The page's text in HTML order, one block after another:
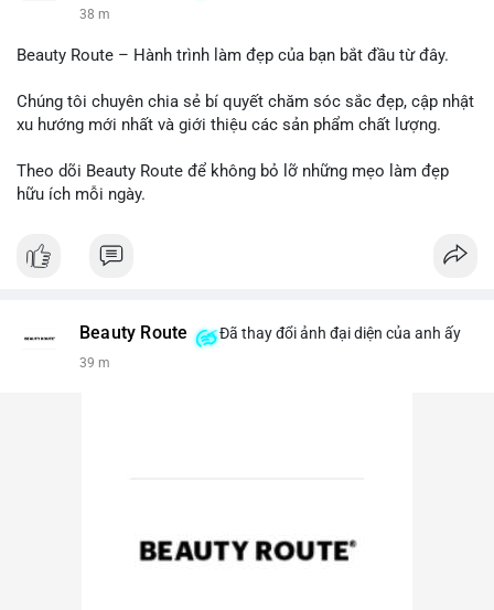
38 m
Beauty Route – Hành trình làm đẹp của bạn bắt đầu từ đây.
Chúng tôi chuyên chia sẻ bí quyết chăm sóc sắc đẹp, cập nhật
xu hướng mới nhất và giới thiệu các sản phẩm chất lượng.
Theo dõi Beauty Route để không bỏ lỡ những mẹo làm đẹp
hữu ích mỗi ngày.
Beauty Route Đã thay đổi ảnh đại diện của anh ấy
39 m